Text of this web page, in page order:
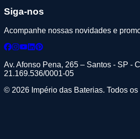
Siga-nos
Acompanhe nossas novidades e
Av. Afonso Pena, 265 – Santos - SP -
21.169.536/0001-05
© 2026 Império das Baterias. Todos